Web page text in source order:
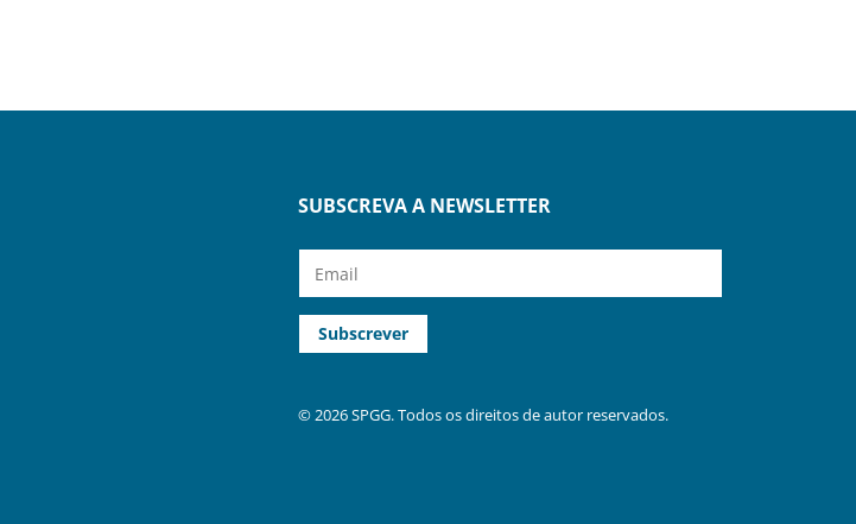
SUBSCREVA A NEWSLETTER
© 2026 SPGG. Todos os direitos de autor reservados.